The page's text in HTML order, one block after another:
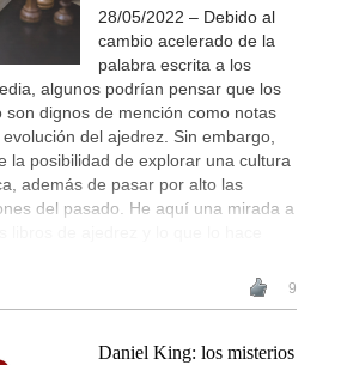
28/05/2022 – Debido al
cambio acelerado de la
palabra escrita a los
algunos podrían pensar que los
son dignos de mención como notas
del ajedrez. Sin embargo,
la posibilidad de explorar una cultura
además de pasar por alto las
del pasado. He aquí una mirada a
9
Daniel King: los misterios